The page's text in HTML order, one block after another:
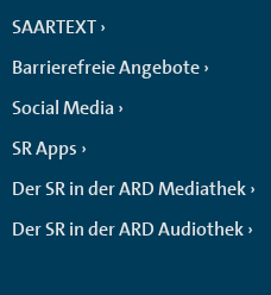
SAARTEXT
Barrierefreie Angebote
Social Media
SR Apps
Der SR in der ARD Mediathek
Der SR in der ARD Audiothek